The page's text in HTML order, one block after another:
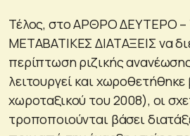
Τέλος, στο ΑΡΘΡΟ ΔΕΥΤΕΡΟ –
ΜΕΤΑΒΑΤΙΚΕΣ ΔΙΑΤΑΞΕΙΣ να
περίπτωση ριζικής
λειτουργεί και χωροθετήθηκε
χωροταξικού του 2008), οι
τροποποιούνται βάσει